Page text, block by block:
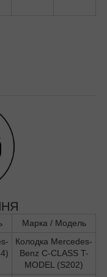
Марка / Модель
Колодка Mercedes-
Benz C-CLASS T-
MODEL (S202)